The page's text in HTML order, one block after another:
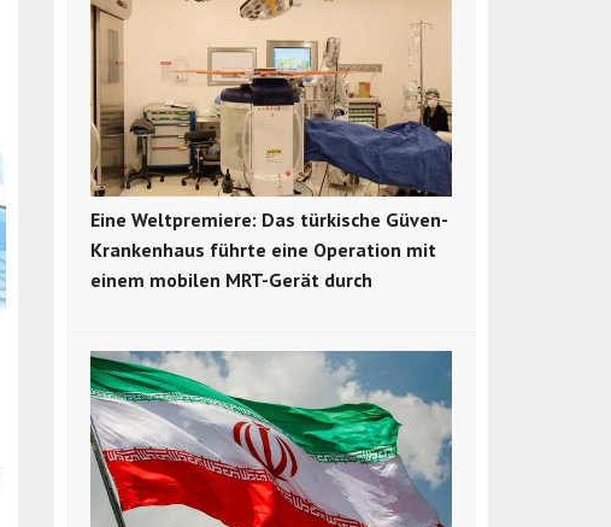
Eine Weltpremiere: Das türkische Güven-
Krankenhaus führte eine Operation mit
einem mobilen MRT-Gerät durch